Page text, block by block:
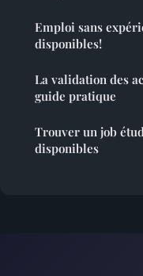
Emploi sans
disponibles!
La validation des
guide pratique
Trouver un job
disponibles